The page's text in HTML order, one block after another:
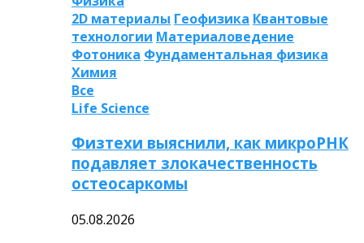
2D материалы Геофизика Квантовые
технологии Материаловедение
Фотоника Фундаментальная физика
Химия
Все
Life Science
Физтехи выяснили, как микроРНК
подавляет злокачественность
остеосаркомы
05.08.2026